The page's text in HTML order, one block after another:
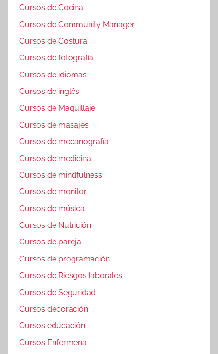
Cursos de Cocina
Cursos de Community Manager
Cursos de Costura
Cursos de fotografía
Cursos de idiomas
Cursos de inglés
Cursos de Maquillaje
Cursos de masajes
Cursos de mecanografía
Cursos de medicina
Cursos de mindfulness
Cursos de monitor
Cursos de música
Cursos de Nutrición
Cursos de pareja
Cursos de programación
Cursos de Riesgos laborales
Cursos de Seguridad
Cursos decoración
Cursos educación
Cursos Enfermería